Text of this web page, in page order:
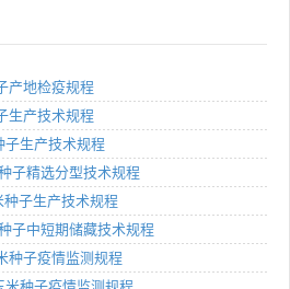
产地检疫规程
生产技术规程
生产技术规程
子精选分型技术规程
子生产技术规程
子中短期储藏技术规程
种子疫情监测规程